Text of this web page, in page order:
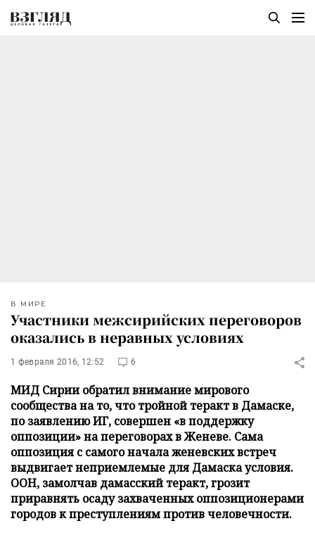
В МИРЕ
Участники межсирийских переговоров
оказались в неравных условиях
1 февраля 2016, 12:52 6
МИД Сирии обратил внимание мирового
сообщества на то, что тройной теракт в Дамаске,
по заявлению ИГ, совершен «в поддержку
оппозиции» на переговорах в Женеве. Сама
оппозиция с самого начала женевских встреч
выдвигает неприемлемые для Дамаска условия.
ООН, замолчав дамасский теракт, грозит
приравнять осаду захваченных оппозиционерами
городов к преступлениям против человечности.